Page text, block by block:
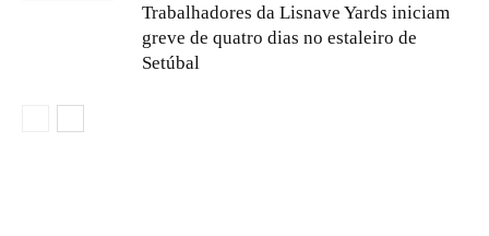
Trabalhadores da Lisnave Yards iniciam
greve de quatro dias no estaleiro de
Setúbal